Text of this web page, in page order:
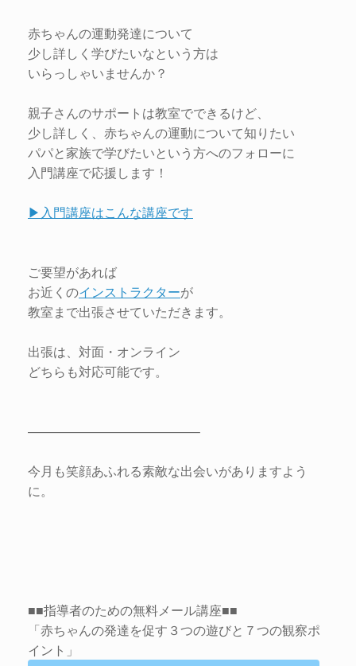
赤ちゃんの運動発達について
少し詳しく学びたいなという方は
いらっしゃいませんか？
親子さんのサポートは教室でできるけど、
少し詳しく、赤ちゃんの運動について知りたい
パパと家族で学びたいという方へのフォローに
入門講座で応援します！
▶入門講座はこんな講座です
ご要望があれば
お近くのインストラクターが
教室まで出張させていただきます。
出張は、対面・オンライン
どちらも対応可能です。
—————————————–
今月も笑顔あふれる素敵な出会いがありますよう
に。
■■指導者のための無料メール講座 ■■
「赤ちゃんの発達を促す３つの遊びと７つの観察ポ
イント」